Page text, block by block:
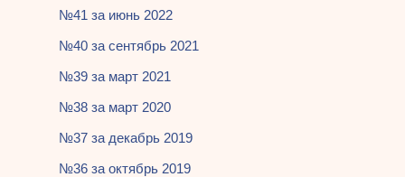
№41 за июнь 2022
№40 за сентябрь 2021
№39 за март 2021
№38 за март 2020
№37 за декабрь 2019
№36 за октябрь 2019